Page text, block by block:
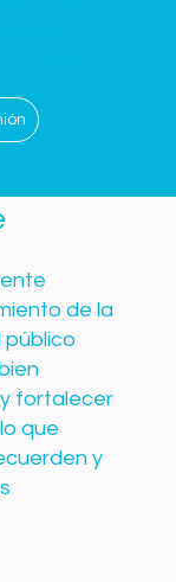
de la
público
fortalecer
que
y